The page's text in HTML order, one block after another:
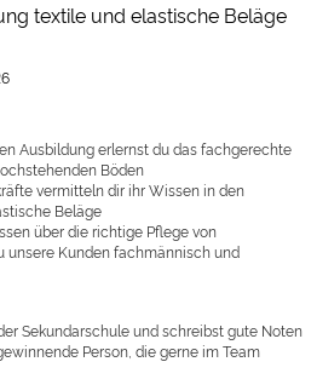
textile und elastische Beläge
Ausbildung erlernst du das fachgerechte
Böden
vermitteln dir ihr Wissen in den
Beläge
über die richtige Pflege von
unsere Kunden fachmännisch und
Sekundarschule und schreibst gute Noten
Person, die gerne im Team